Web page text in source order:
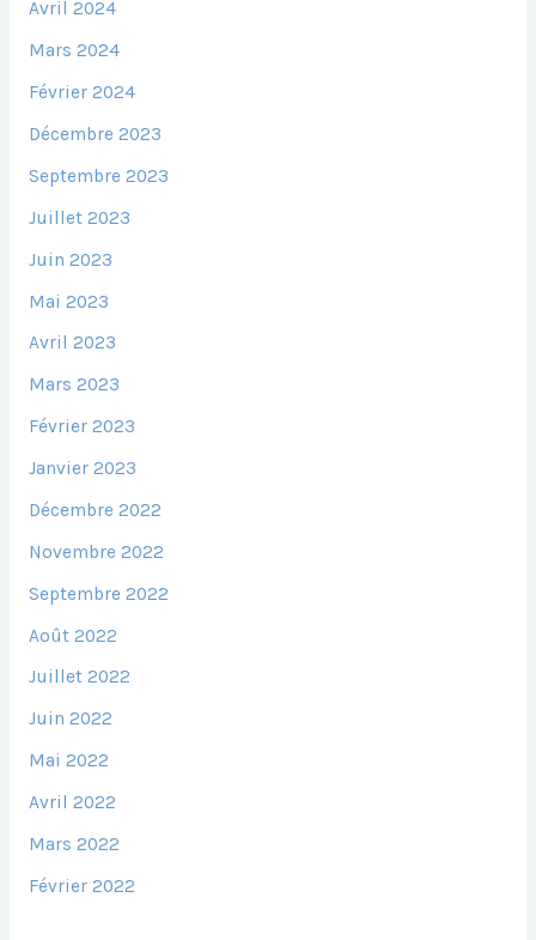
Avril 2024
Mars 2024
Février 2024
Décembre 2023
Septembre 2023
Juillet 2023
Juin 2023
Mai 2023
Avril 2023
Mars 2023
Février 2023
Janvier 2023
Décembre 2022
Novembre 2022
Septembre 2022
Août 2022
Juillet 2022
Juin 2022
Mai 2022
Avril 2022
Mars 2022
Février 2022